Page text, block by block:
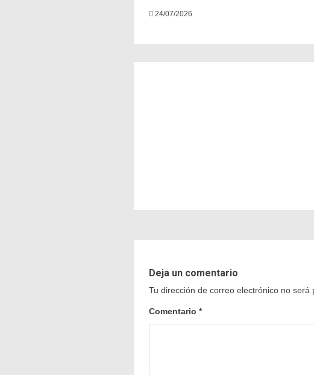
24/07/2026
Deja un comentario
Tu dirección de correo electrónico no será
Comentario *